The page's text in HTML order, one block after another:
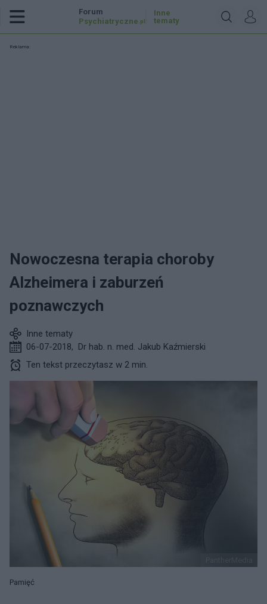
Forum
Psychiatryczne .pl
Inne
tematy
Reklama:
Nowoczesna terapia choroby
Alzheimera i zaburzeń
poznawczych
Inne tematy
06-07-2018, Dr hab. n. med. Jakub Kaźmierski
Ten tekst przeczytasz w 2 min.
Pamięć